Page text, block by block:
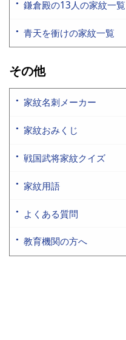
鎌倉殿の13人の家紋一覧
青天を衝けの家紋一覧
その他
家紋名刺メーカー
家紋おみくじ
戦国武将家紋クイズ
家紋用語
よくある質問
教育機関の方へ